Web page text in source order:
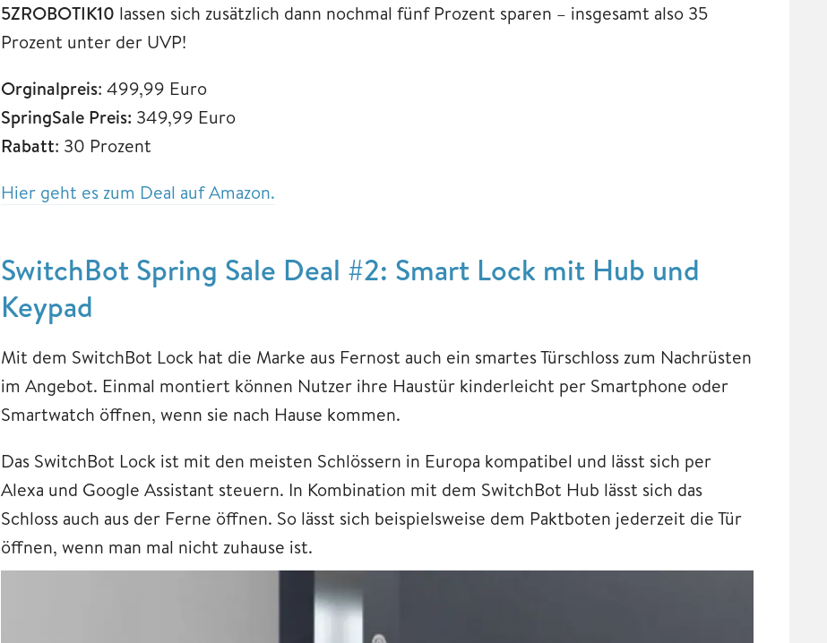
5ZROBOTIK10 lassen sich zusätzlich dann nochmal fünf Prozent sparen – insgesamt also 35
Prozent unter der UVP!
Orginalpreis: 499,99 Euro
SpringSale Preis: 349,99 Euro
Rabatt: 30 Prozent
Hier geht es zum Deal auf Amazon.
SwitchBot Spring Sale Deal #2: Smart Lock mit Hub und
Keypad
Mit dem SwitchBot Lock hat die Marke aus Fernost auch ein smartes Türschloss zum Nachrüsten
im Angebot. Einmal montiert können Nutzer ihre Haustür kinderleicht per Smartphone oder
Smartwatch öffnen, wenn sie nach Hause kommen.
Das SwitchBot Lock ist mit den meisten Schlössern in Europa kompatibel und lässt sich per
Alexa und Google Assistant steuern. In Kombination mit dem SwitchBot Hub lässt sich das
Schloss auch aus der Ferne öffnen. So lässt sich beispielsweise dem Paktboten jederzeit die Tür
öffnen, wenn man mal nicht zuhause ist.